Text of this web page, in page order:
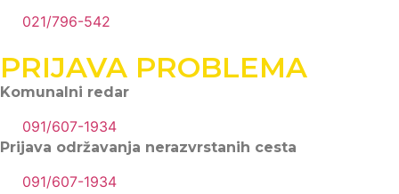
021/796-542
PRIJAVA PROBLEMA
Komunalni redar
091/607-1934
Prijava održavanja nerazvrstanih cesta
091/607-1934